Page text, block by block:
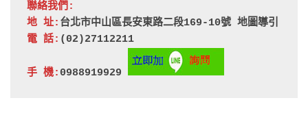
聯絡我們:
地 址: 台北市中山區長安東路二段169-10號 地圖導引
電 話: (02)27112211
手 機: 0988919929